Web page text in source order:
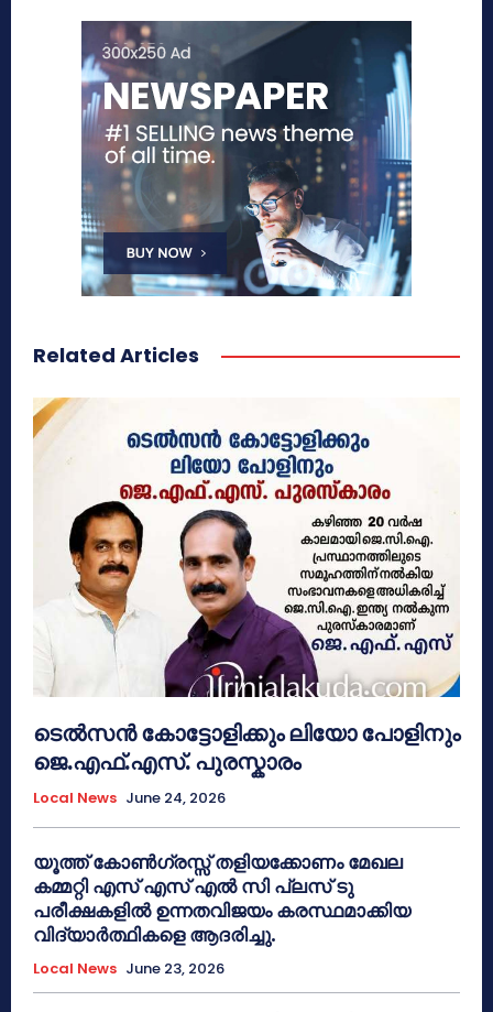
Related Articles
ടെൽസൻ കോട്ടോളിക്കും ലിയോ പോളിനും
ജെ.എഫ്.എസ്. പുരസ്കാരം
Local News June 24, 2026
യൂത്ത് കോൺഗ്രസ്സ് തളിയക്കോണം മേഖല
കമ്മറ്റി എസ് എസ് എൽ സി പ്ലസ് ടു
പരീക്ഷകളിൽ ഉന്നതവിജയം കരസ്ഥമാക്കിയ
വിദ്യാർത്ഥികളെ ആദരിച്ചു.
Local News June 23, 2026